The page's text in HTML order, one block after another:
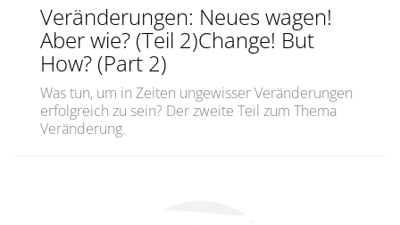
Veränderungen: Neues wagen!
Aber wie? (Teil 2)Change! But
How? (Part 2)
Was tun, um in Zeiten ungewisser Veränderungen
erfolgreich zu sein? Der zweite Teil zum Thema
Veränderung.